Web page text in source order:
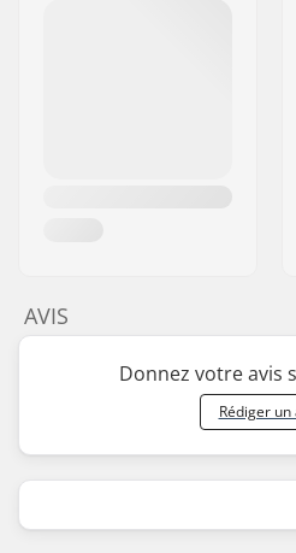
AVIS
Donnez votre avis
Rédiger un